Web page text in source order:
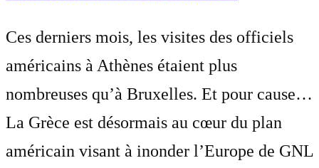
Ces derniers mois, les visites des officiels
américains à Athènes étaient plus
nombreuses qu’à Bruxelles. Et pour cause…
La Grèce est désormais au cœur du plan
américain visant à inonder l’Europe de GNL